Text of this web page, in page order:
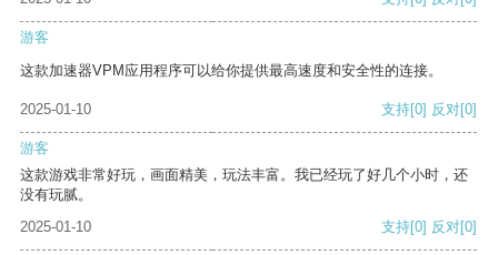
游客
这款加速器VPM应用程序可以给你提供最高速度和安全性的连接。
2025-01-10 支持[0] 反对[0]
游客
这款游戏非常好玩，画面精美，玩法丰富。我已经玩了好几个小时，还
没有玩腻。
2025-01-10
支持[0] 反对[0]